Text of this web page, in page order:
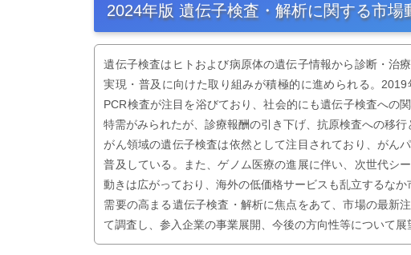
2024年版 遺伝子検査・解析に関する市場
遺伝子検査はヒトおよび病原体の遺伝子情報から診断・治
実現・普及に向けた取り組みが積極的に進められる。
PCR検査が注目を浴びており、社会的にも遺伝子検査への
特需がみられたが、診療報酬の引き下げ、抗原検査への移行
がん領域の遺伝子検査は依然として注目されており、がん
普及している。また、ゲノム医療の進展に伴い、次世代シ
動きは広がっており、海外の低価格サービスも乱立するなか
需要の高まる遺伝子検査・解析に焦点をあて、市場の最新
て調査し、参入企業の事業展開、今後の方向性等について展